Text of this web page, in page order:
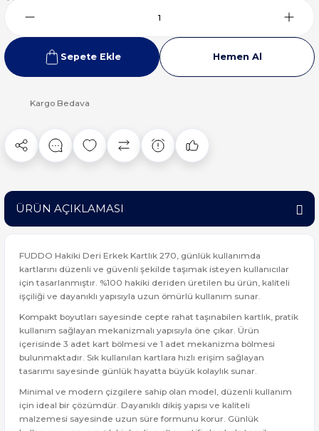
Sepete Ekle Hemen Al
Kargo Bedava
ÜRÜN AÇIKLAMASI
FUDDO Hakiki Deri Erkek Kartlık 270, günlük kullanımda
kartlarını düzenli ve güvenli şekilde taşımak isteyen kullanıcılar
için tasarlanmıştır. %100 hakiki deriden üretilen bu ürün, kaliteli
işçiliği ve dayanıklı yapısıyla uzun ömürlü kullanım sunar.
Kompakt boyutları sayesinde cepte rahat taşınabilen kartlık, pratik
kullanım sağlayan mekanizmalı yapısıyla öne çıkar. Ürün
içerisinde 3 adet kart bölmesi ve 1 adet mekanizma bölmesi
bulunmaktadır. Sık kullanılan kartlara hızlı erişim sağlayan
tasarımı sayesinde günlük hayatta büyük kolaylık sunar.
Minimal ve modern çizgilere sahip olan model, düzenli kullanım
için ideal bir çözümdür. Dayanıklı dikiş yapısı ve kaliteli
malzemesi sayesinde uzun süre formunu korur. Günlük